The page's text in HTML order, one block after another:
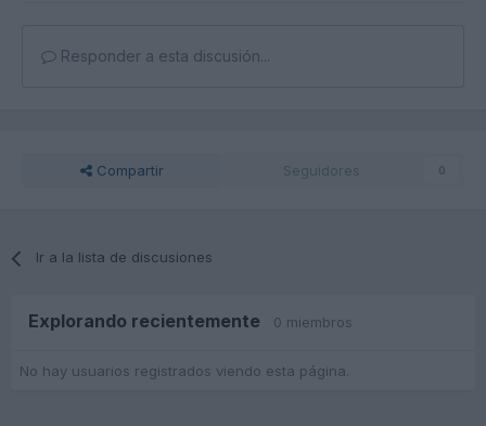
Responder a esta discusión...
Compartir Seguidores 0
Ir a la lista de discusiones
Explorando recientemente 0 miembros
No hay usuarios registrados viendo esta página.